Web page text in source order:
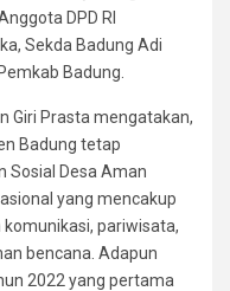
DPD RI
Sekda Badung Adi
Badung.
Giri Prasta mengatakan,
Badung tetap
Sosial Desa Aman
yang mencakup
pariwisata,
bencana. Adapun
2022 yang pertama